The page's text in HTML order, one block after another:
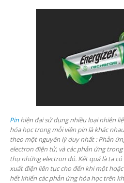
Pinhiện đại sử dụng nhiều loại nhiên
hóa học trong mỗi viên pin là khác
theo một nguyên lý duy nhất : Phản
electron điện tử, và các phản ứng
thụ những electron đó. Kết quả là ta có
xuất điện liên tục cho đến khi một
hết khiến các phản ứng hóa học trên